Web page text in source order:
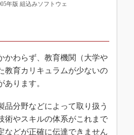
年版 組込みソフトウェ
わらず、教育機関（大学や
教育カリキュラムが少ないの
ります。
分野などによって取り扱う
術やスキルの体系がこれまで
などが正確に伝達できません